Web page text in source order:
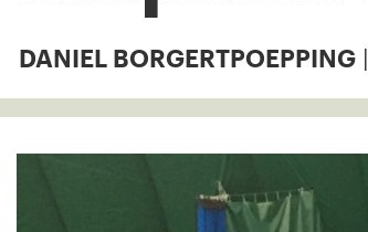
DANIEL BORGERTPOEPPING